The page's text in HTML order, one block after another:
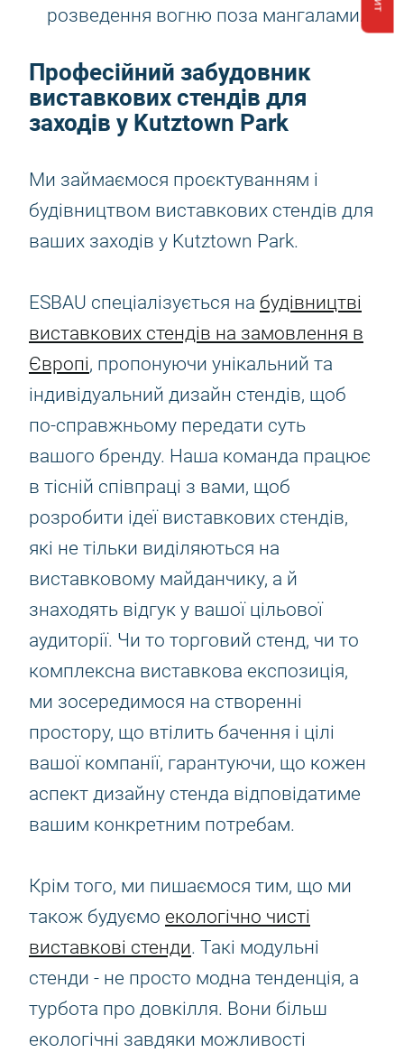
розведення вогню поза мангалами.
Професійний забудовник
виставкових стендів для
заходів у Kutztown Park
Ми займаємося проєктуванням і
будівництвом виставкових стендів для
ваших заходів у Kutztown Park.
ESBAU спеціалізується на будівництві
виставкових стендів на замовлення в
Європі, пропонуючи унікальний та
індивідуальний дизайн стендів, щоб
по-справжньому передати суть
вашого бренду. Наша команда працює
в тісній співпраці з вами, щоб
розробити ідеї виставкових стендів,
які не тільки виділяються на
виставковому майданчику, а й
знаходять відгук у вашої цільової
аудиторії. Чи то торговий стенд, чи то
комплексна виставкова експозиція,
ми зосередимося на створенні
простору, що втілить бачення і цілі
вашої компанії, гарантуючи, що кожен
аспект дизайну стенда відповідатиме
вашим конкретним потребам.
Крім того, ми пишаємося тим, що ми
також будуємо екологічно чисті
виставкові стенди. Такі модульні
стенди - не просто модна тенденція, а
турбота про довкілля. Вони більш
екологічні завдяки можливості